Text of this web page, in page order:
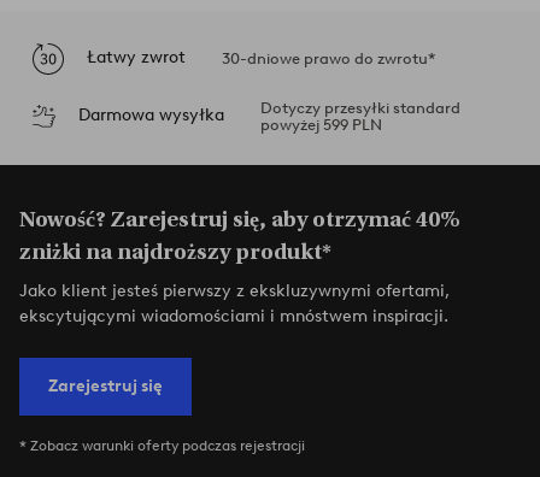
Łatwy zwrot 30-dniowe prawo do zwrotu*
Darmowa wysyłka
Dotyczy przesyłki standard
powyżej 599 PLN
Nowość? Zarejestruj się, aby otrzymać 40%
zniżki na najdroższy produkt*
Jako klient jesteś pierwszy z ekskluzywnymi ofertami,
ekscytującymi wiadomościami i mnóstwem inspiracji.
Zarejestruj się
* Zobacz warunki oferty podczas rejestracji